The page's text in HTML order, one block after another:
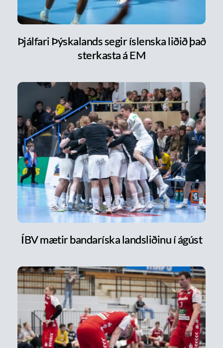
Þjálfari Þýskalands segir íslenska liðið það
sterkasta á EM
ÍBV mætir bandaríska landsliðinu í ágúst